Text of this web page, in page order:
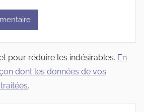
pour réduire les indésirables. En
dont les données de vos
.